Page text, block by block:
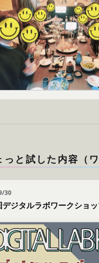
っと試した内容（
30
デジタルラボワークショ